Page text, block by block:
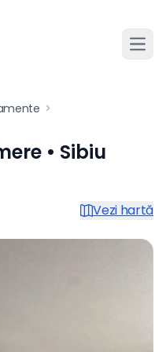
>
cu
• Sibiu
Vezi hartă